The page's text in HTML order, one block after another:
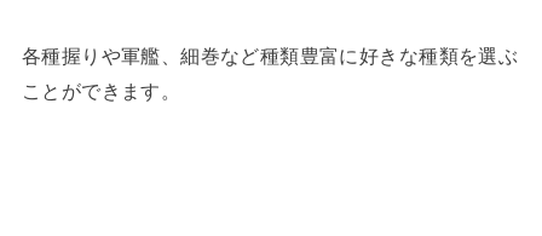
各種握りや軍艦、細巻など種類豊富に好きな種類を選ぶ
ことができます。